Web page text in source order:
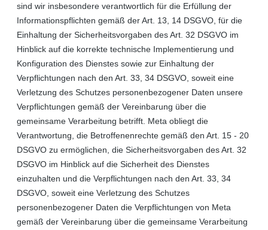
sind wir insbesondere verantwortlich für die Erfüllung der
Informationspflichten gemäß der Art. 13, 14 DSGVO, für die
Einhaltung der Sicherheitsvorgaben des Art. 32 DSGVO im
Hinblick auf die korrekte technische Implementierung und
Konfiguration des Dienstes sowie zur Einhaltung der
Verpflichtungen nach den Art. 33, 34 DSGVO, soweit eine
Verletzung des Schutzes personenbezogener Daten unsere
Verpflichtungen gemäß der Vereinbarung über die
gemeinsame Verarbeitung betrifft. Meta obliegt die
Verantwortung, die Betroffenenrechte gemäß den Art. 15 - 20
DSGVO zu ermöglichen, die Sicherheitsvorgaben des Art. 32
DSGVO im Hinblick auf die Sicherheit des Dienstes
einzuhalten und die Verpflichtungen nach den Art. 33, 34
DSGVO, soweit eine Verletzung des Schutzes
personenbezogener Daten die Verpflichtungen von Meta
gemäß der Vereinbarung über die gemeinsame Verarbeitung